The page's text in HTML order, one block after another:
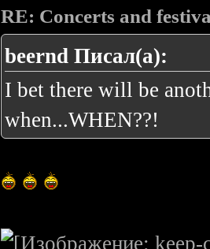
RE: Concerts and
beernd Писал(а):
I bet there will be
when...WHEN??!